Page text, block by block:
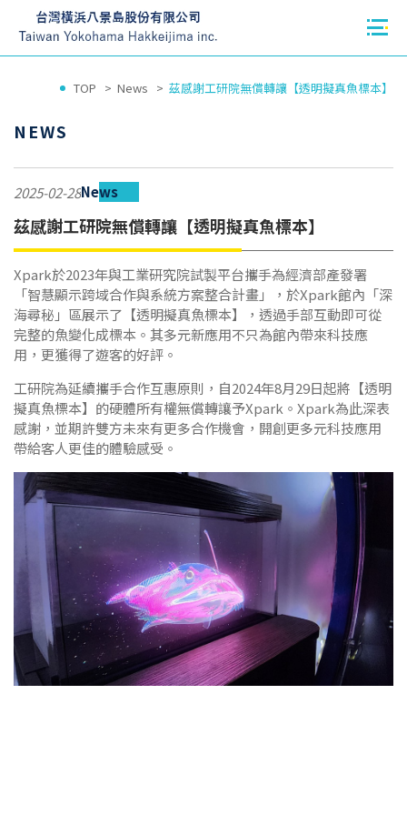
TOP News 茲感謝工研院無償轉讓【透明擬真魚標本】
NEWS
2025-02-28News
茲感謝工研院無償轉讓【透明擬真魚標本】
Xpark於2023年與工業研究院試製平台攜手為經濟部產發署
「智慧顯示跨域合作與系統方案整合計畫」，於Xpark館內「深
海尋秘」區展示了【透明擬真魚標本】，透過手部互動即可從
完整的魚變化成標本。其多元新應用不只為館內帶來科技應
用，更獲得了遊客的好評。
工研院為延續攜手合作互惠原則，自2024年8月29日起將【透明
擬真魚標本】的硬體所有權無償轉讓予Xpark。Xpark為此深表
感謝，並期許雙方未來有更多合作機會，開創更多元科技應用
帶給客人更佳的體驗感受。